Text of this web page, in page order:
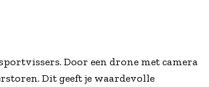
Door een drone met camera
Dit geeft je waardevolle